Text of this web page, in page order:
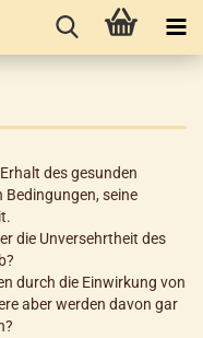
des gesunden
seine
die Unversehrtheit des
durch die Einwirkung von
aber werden davon gar